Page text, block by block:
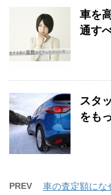
車を
通す
スタ
をも
PREV 車の査定額にな